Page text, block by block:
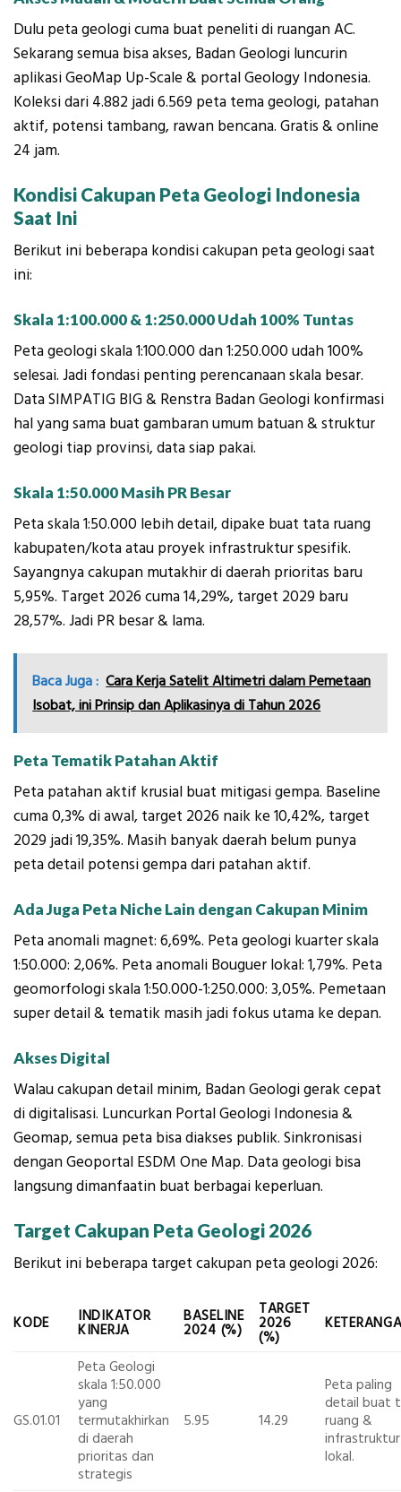
Dulu peta geologi cuma buat peneliti di ruangan AC.
Sekarang semua bisa akses, Badan Geologi luncurin
aplikasi GeoMap Up-Scale & portal Geology Indonesia.
Koleksi dari 4.882 jadi 6.569 peta tema geologi, patahan
aktif, potensi tambang, rawan bencana. Gratis & online
24 jam.
Kondisi Cakupan Peta Geologi Indonesia
Saat Ini
Berikut ini beberapa kondisi cakupan peta geologi saat
ini:
Skala 1:100.000 & 1:250.000 Udah 100% Tuntas
Peta geologi skala 1:100.000 dan 1:250.000 udah 100%
selesai. Jadi fondasi penting perencanaan skala besar.
Data SIMPATIG BIG & Renstra Badan Geologi konfirmasi
hal yang sama buat gambaran umum batuan & struktur
geologi tiap provinsi, data siap pakai.
Skala 1:50.000 Masih PR Besar
Peta skala 1:50.000 lebih detail, dipake buat tata ruang
kabupaten/kota atau proyek infrastruktur spesifik.
Sayangnya cakupan mutakhir di daerah prioritas baru
5,95%. Target 2026 cuma 14,29%, target 2029 baru
28,57%. Jadi PR besar & lama.
Baca Juga : Cara Kerja Satelit Altimetri dalam Pemetaan
Isobat, ini Prinsip dan Aplikasinya di Tahun 2026
Peta Tematik Patahan Aktif
Peta patahan aktif krusial buat mitigasi gempa. Baseline
cuma 0,3% di awal, target 2026 naik ke 10,42%, target
2029 jadi 19,35%. Masih banyak daerah belum punya
peta detail potensi gempa dari patahan aktif.
Ada Juga Peta Niche Lain dengan Cakupan Minim
Peta anomali magnet: 6,69%. Peta geologi kuarter skala
1:50.000: 2,06%. Peta anomali Bouguer lokal: 1,79%. Peta
geomorfologi skala 1:50.000-1:250.000: 3,05%. Pemetaan
super detail & tematik masih jadi fokus utama ke depan.
Akses Digital
Walau cakupan detail minim, Badan Geologi gerak cepat
di digitalisasi. Luncurkan Portal Geologi Indonesia &
Geomap, semua peta bisa diakses publik. Sinkronisasi
dengan Geoportal ESDM One Map. Data geologi bisa
langsung dimanfaatin buat berbagai keperluan.
Target Cakupan Peta Geologi 2026
Berikut ini beberapa target cakupan peta geologi 2026:
KODE INDIKATOR
KINERJA
BASELINE
2024 (%)
TARGET
2026
(%)
GS.01.01
Peta Geologi
skala 1:50.000
yang
termutakhirkan
di daerah
prioritas dan
strategis
5.95 14.29
Peta paling
detail buat
ruang &
infrastruktur
lokal.